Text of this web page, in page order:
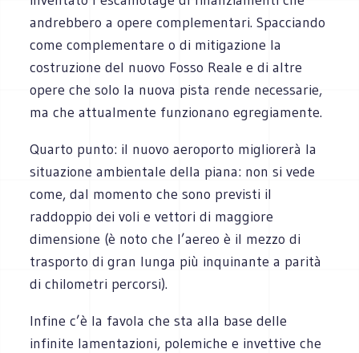
andrebbero a opere complementari. Spacciando
come complementare o di mitigazione la
costruzione del nuovo Fosso Reale e di altre
opere che solo la nuova pista rende necessarie,
ma che attualmente funzionano egregiamente.
Quarto punto: il nuovo aeroporto migliorerà la
situazione ambientale della piana: non si vede
come, dal momento che sono previsti il
raddoppio dei voli e vettori di maggiore
dimensione (è noto che l’aereo è il mezzo di
trasporto di gran lunga più inquinante a parità
di chilometri percorsi).
Infine c’è la favola che sta alla base delle
infinite lamentazioni, polemiche e invettive che